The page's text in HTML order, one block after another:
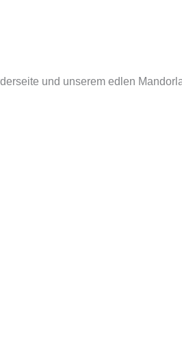
und unserem edlen